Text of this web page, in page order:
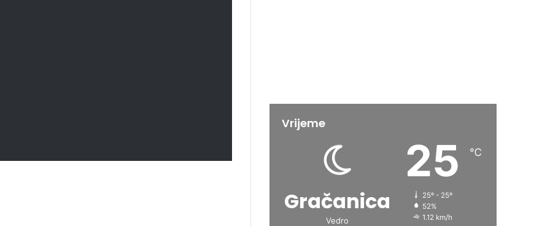
Vrijeme
Gračanica
Vedro
25 ℃
25º - 25º
52%
1.12 km/h